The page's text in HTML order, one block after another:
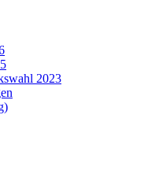
2023